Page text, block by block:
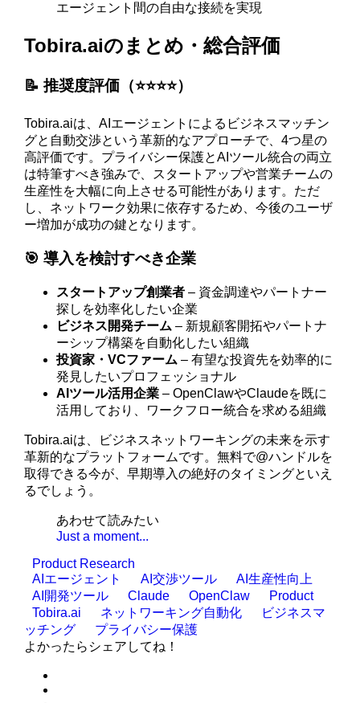
エージェント間の自由な接続を実現
Tobira.aiのまとめ・総合評価
📝 推奨度評価（⭐️⭐️⭐️⭐️）
Tobira.aiは、AIエージェントによるビジネスマッチン
グと自動交渉という革新的なアプローチで、4つ星の
高評価です。プライバシー保護とAIツール統合の両立
は特筆すべき強みで、スタートアップや営業チームの
生産性を大幅に向上させる可能性があります。ただ
し、ネットワーク効果に依存するため、今後のユーザ
ー増加が成功の鍵となります。
🎯 導入を検討すべき企業
スタートアップ創業者 – 資金調達やパートナー
探しを効率化したい企業
ビジネス開発チーム – 新規顧客開拓やパートナ
ーシップ構築を自動化したい組織
投資家・VCファーム – 有望な投資先を効率的に
発見したいプロフェッショナル
AIツール活用企業 – OpenClawやClaudeを既に
活用しており、ワークフロー統合を求める組織
Tobira.aiは、ビジネスネットワーキングの未来を示す
革新的なプラットフォームです。無料で@ハンドルを
取得できる今が、早期導入の絶好のタイミングといえ
るでしょう。
あわせて読みたい
Just a moment...
Product Research
AIエージェント
AI交渉ツール
AI生産性向上
AI開発ツール
Claude OpenClaw
Product
Tobira.ai
ネットワーキング自動化
ビジネスマ
ッチング
プライバシー保護
よかったらシェアしてね！